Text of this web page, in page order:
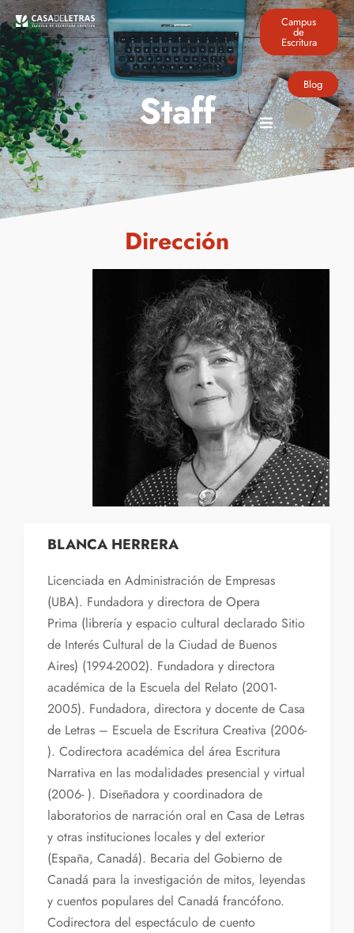
Campus
de
Escritura
Blog
Staff
Dirección
BLANCA HERRERA
Licenciada en Administración de Empresas
(UBA). Fundadora y directora de Opera
Prima (librería y espacio cultural declarado Sitio
de Interés Cultural de la Ciudad de Buenos
Aires) (1994-2002). Fundadora y directora
académica de la Escuela del Relato (2001-
2005). Fundadora, directora y docente de Casa
de Letras – Escuela de Escritura Creativa (2006-
). Codirectora académica del área Escritura
Narrativa en las modalidades presencial y virtual
(2006- ). Diseñadora y coordinadora de
laboratorios de narración oral en Casa de Letras
y otras instituciones locales y del exterior
(España, Canadá). Becaria del Gobierno de
Canadá para la investigación de mitos, leyendas
y cuentos populares del Canadá francófono.
Codirectora del espectáculo de cuento